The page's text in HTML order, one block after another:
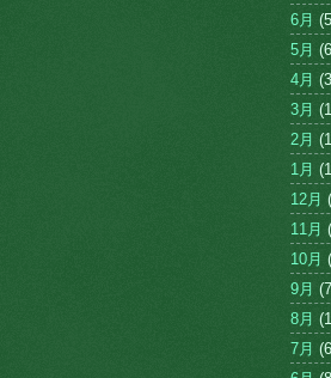
6月
5月
4月
3月
2月
1月
12月
11月
10月
9月
8月
7月